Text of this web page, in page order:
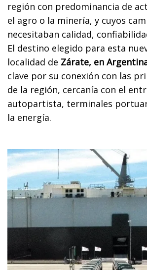
región con predominancia de
el agro o la minería, y cuyos
necesitaban calidad,
El destino elegido para esta
localidad de Zárate, en
clave por su conexión con las
de la región, cercanía con el
autopartista, terminales
la energía.